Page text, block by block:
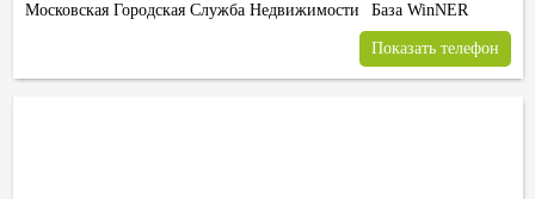
Московская Городская Служба Недвижимости База WinNER
Показать телефон